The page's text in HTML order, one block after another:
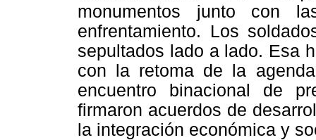
monumentos junto con
enfrentamiento. Los
sepultados lado a lado. Esa
con la retoma de la
encuentro binacional de
firmaron acuerdos de
la integración económica y